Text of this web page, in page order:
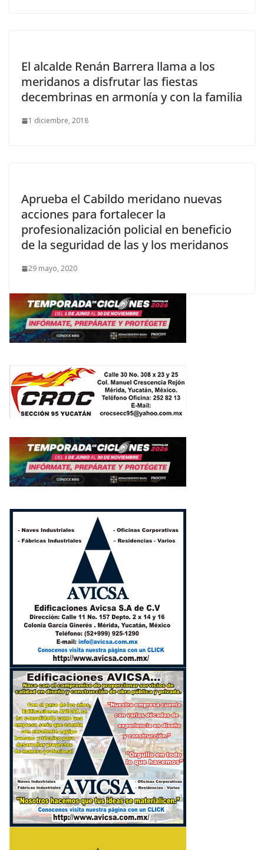
El alcalde Renán Barrera llama a los
meridanos a disfrutar las fiestas
decembrinas en armonía y con la familia
1 diciembre, 2018
Aprueba el Cabildo meridano nuevas
acciones para fortalecer la
profesionalización policial en beneficio
de la seguridad de las y los meridanos
29 mayo, 2020